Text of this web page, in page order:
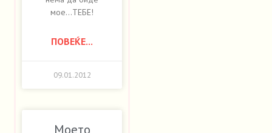
мое…ТЕБЕ!
ПОВЕЌЕ...
09.01.2012